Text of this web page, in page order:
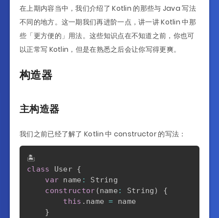
在上期内容当中，我们介绍了 Kotlin 的那些与 Java 写法
不同的地方。这一期我们再进阶一点，讲一讲 Kotlin 中那
些「更方便的」用法。这些知识点在不知道之前，你也可
以正常写 Kotlin，但是在熟悉之后会让你写得更爽。
构造器
主构造器
我们之前已经了解了 Kotlin 中 constructor 的写法：
class User {
var name :
String
constructor (name : String)
{
this . name = name
}